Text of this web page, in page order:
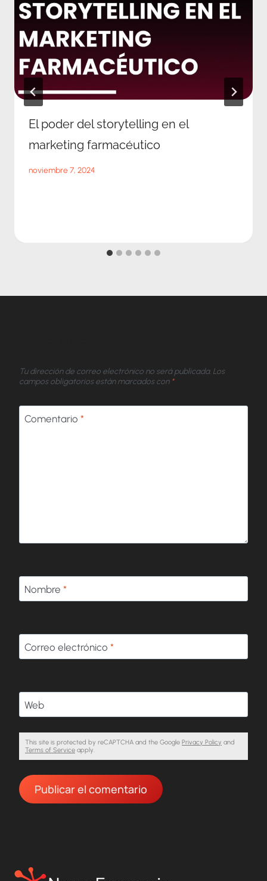
El poder del storytelling en el
marketing farmacéutico
noviembre 7, 2024
Tu dirección de correo electrónico no será publicada. Los
campos obligatorios están marcados con *
Comentario *
Nombre *
Correo electrónico *
Web
This site is protected by reCAPTCHA and the Google Privacy Policy and
Terms of Service apply.